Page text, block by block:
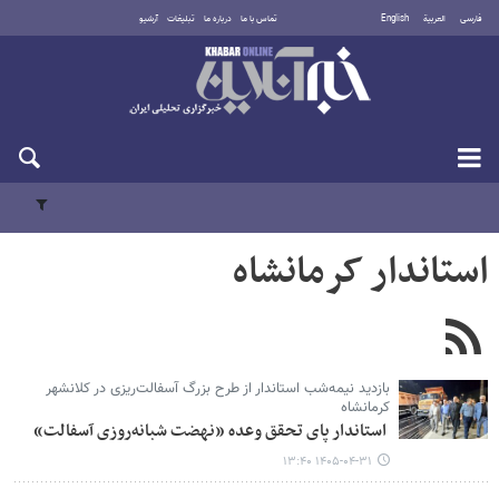
فارسی العربية English تماس با ما درباره ما تبلیغات آرشیو
شنبه ۱۷ مرداد ۱۴۰۵
استاندار کرمانشاه
بازدید نیمه‌شب استاندار از طرح بزرگ آسفالت‌ریزی در کلانشهر
کرمانشاه
استاندار پای تحقق وعده‌ «نهضت شبانه‌روزی آسفالت»
۱۴۰۵-۰۴-۳۱ ۱۳:۴۰